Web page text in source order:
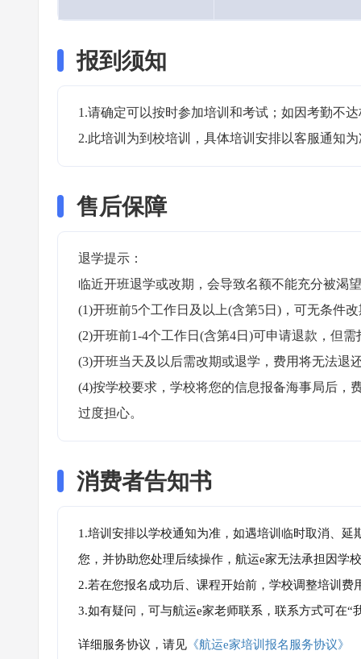
报到须知
1.请确定可以按时参加培训和考试；如因考勤不
2.此培训为到校培训，具体培训安排以客服通知
售后保障
退学提示：
临近开班退学或改期，会导致名额不能充分被渴
(1)开班前5个工作日及以上(含第5日)，可无条件
(2)开班前1-4个工作日(含第4日)可申请退款，但
(3)开班当天及以后需改期或退学，费用将无法退
(4)按学校要求，学校将您的信息报备海事局后，
过度担心。
消费者告知书
1.培训安排以学校通知为准，如遇培训临时取消、
您，并协助您处理后续操作，航运e家无法承担因学
2.若在您报名成功后、课程开始前，学校调整培训
3.如有疑问，可与航运e家老师联系，联系方式可在
详细服务协议，请见 《航运e家培训报名服务协议》